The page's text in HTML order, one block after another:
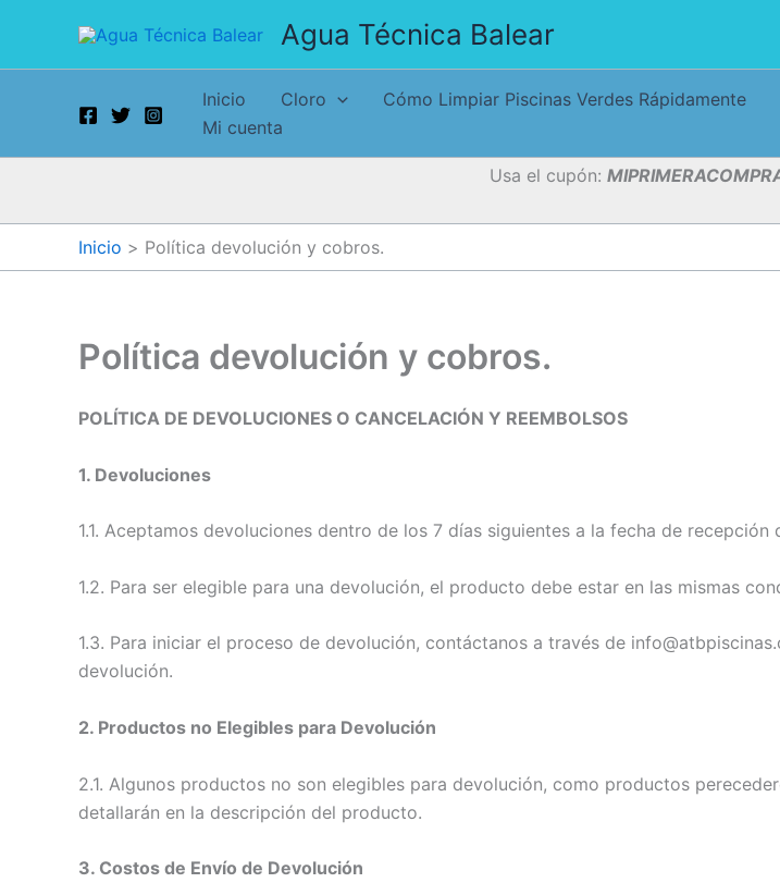
contenido
Agua Técnica Balear
Inicio Cloro Cómo Limpiar Piscinas Verdes Rápidamente
Mi cuenta
Usa el cupón:
Inicio Política devolución y cobros.
Política devolución y cobros.
POLÍTICA DE DEVOLUCIONES O CANCELACIÓN Y REEMBOLSOS
1. Devoluciones
1.1. Aceptamos devoluciones dentro de los 7 días siguientes a la fecha de recepción
1.2. Para ser elegible para una devolución, el producto debe estar en las mismas
1.3. Para iniciar el proceso de devolución, contáctanos a través de
devolución.
2. Productos no Elegibles para Devolución
2.1. Algunos productos no son elegibles para devolución, como productos
detallarán en la descripción del producto.
3. Costos de Envío de Devolución